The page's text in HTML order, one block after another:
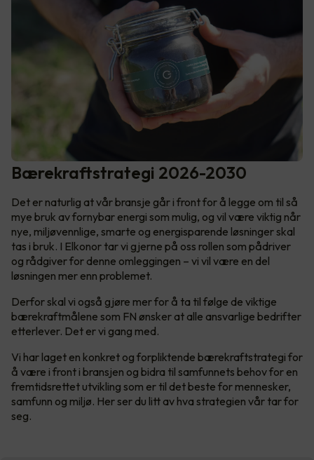
Bærekraftstrategi 2026-2030
Det er naturlig at vår bransje går i front for å legge om til så
mye bruk av fornybar energi som mulig, og vil være viktig når
nye, miljøvennlige, smarte og energisparende løsninger skal
tas i bruk. I Elkonor tar vi gjerne på oss rollen som pådriver
og rådgiver for denne omleggingen – vi vil være en del
løsningen mer enn problemet.
Derfor skal vi også gjøre mer for å ta til følge de viktige
bærekraftmålene som FN ønsker at alle ansvarlige bedrifter
etterlever. Det er vi gang med.
Vi har laget en konkret og forpliktende bærekraftstrategi for
å være i front i bransjen og bidra til samfunnets behov for en
fremtidsrettet utvikling som er til det beste for mennesker,
samfunn og miljø. Her ser du litt av hva strategien vår tar for
seg.